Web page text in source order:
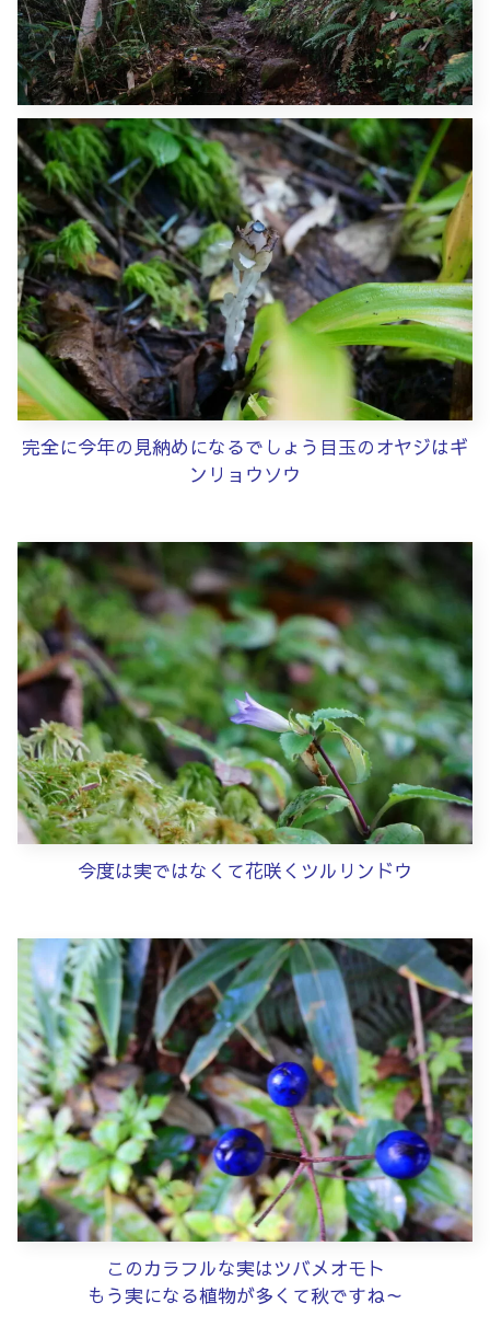
完全に今年の見納めになるでしょう目玉のオヤジはギ
ンリョウソウ
今度は実ではなくて花咲くツルリンドウ
このカラフルな実はツバメオモト
もう実になる植物が多くて秋ですね～